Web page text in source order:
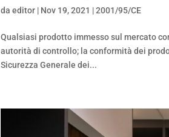
daeditor | Nov 19, 2021 |2001/95/CE
Qualsiasi prodotto immesso sul mercato
autorità di controllo; la conformità dei
Sicurezza Generale dei...